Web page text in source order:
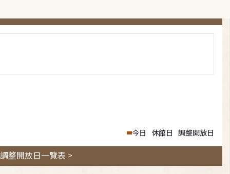
今日 休館日 調整開放日
整開放日一覽表 >